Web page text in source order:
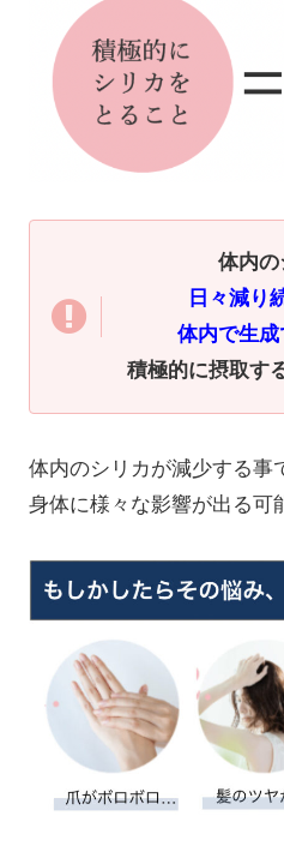
体内
日々減り
体内で生
積極的に摂取す
体内のシリカが減少する事
身体に様々な影響が出る可